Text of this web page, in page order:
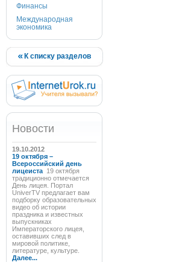
Финансы
Международная
экономика
К списку разделов
Новости
19.10.2012
19 октября –
Всероссийский день
лицеиста 19 октября
традиционно отмечается
День лицея. Портал
UniverTV предлагает вам
подборку образовательных
видео об истории
праздника и известных
выпускниках
Императорского лицея,
оставивших след в
мировой политике,
литературе, культуре.
Далее...